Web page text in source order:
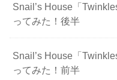
Snail’s House「
ってみた！後半
Snail’s House「
ってみた！前半